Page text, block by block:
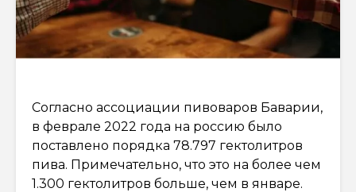
Согласно ассоциации пивоваров Баварии,
в феврале 2022 года на россию было
поставлено порядка 78.797 гектолитров
пива. Примечательно, что это на более чем
1.300 гектолитров больше, чем в январе.